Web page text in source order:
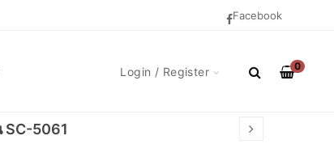
Facebook
Login / Register 0
SC-5061